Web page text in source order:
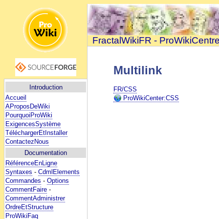
Introduction
Accueil
AProposDeWiki
PourquoiProWiki
ExigencesSystème
TéléchargerEtInstaller
ContactezNous
Documentation
RéférenceEnLigne
Syntaxes - CdmlElements
Commandes - Options
CommentFaire -
CommentAdministrer
OrdreEtStructure
ProWikiFaq
FractalWikiFR -
Multilink
FR/CSS
ProWikiCenter:CSS